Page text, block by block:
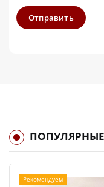
Отправить
Рекомендуем